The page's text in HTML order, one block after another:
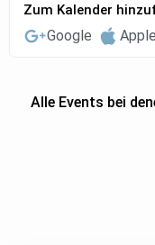
Zum Kalender
Google Apple
Alle Events bei